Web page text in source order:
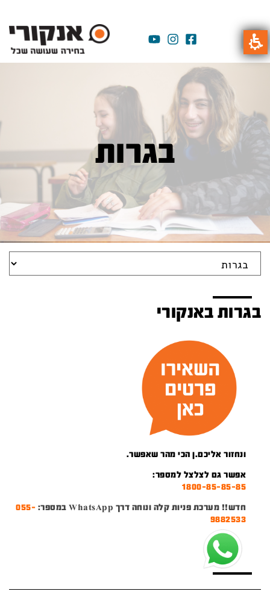
בגרות
בגרות באנקורי
ונחזור אליכם.ן הכי מהר שאפשר.
אפשר גם לצלצל למספר:
1800-85-85-85
חדש!! מערכת פניות קלה ונוחה דרך WhatsApp במספר:
055-
9882533